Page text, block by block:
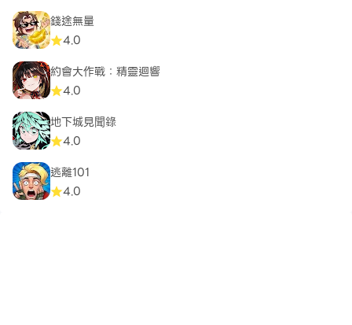
錢途無量
4.0
約會大作戰：精靈迴響
4.0
地下城見聞錄
4.0
逃離101
4.0